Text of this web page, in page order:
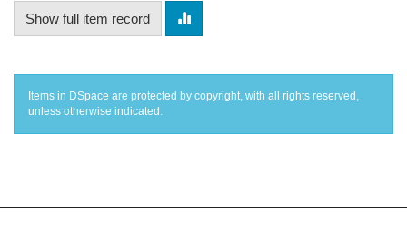
Show full item record
Items in DSpace are protected by copyright, with all rights reserved,
unless otherwise indicated.